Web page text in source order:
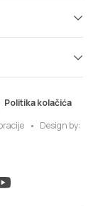
Politika kolačića
Design by: